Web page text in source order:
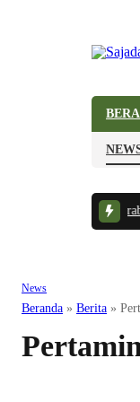
Indonesia-Arab
News
Beranda » Berita »